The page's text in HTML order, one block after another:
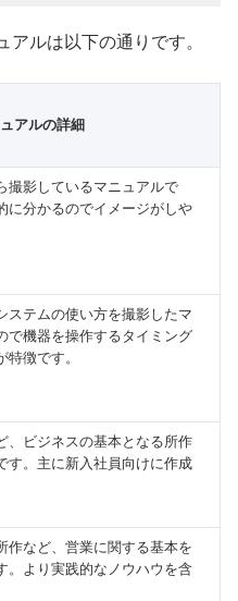
ルは以下の通りです。
アルの詳細
撮影しているマニュアルで
に分かるのでイメージがしや
ステムの使い方を撮影したマ
で機器を操作するタイミング
徴です。
、ビジネスの基本となる所作
す。主に新入社員向けに作成
作など、営業に関する基本を
。より実践的なノウハウを含